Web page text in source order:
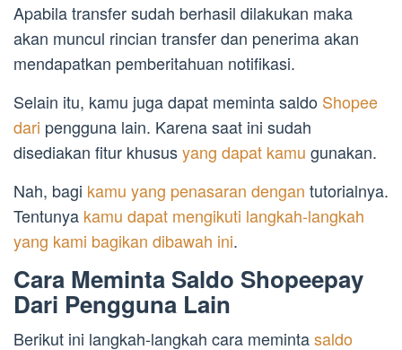
Apabila transfer sudah berhasil dilakukan maka
akan muncul rincian transfer dan penerima akan
mendapatkan pemberitahuan notifikasi.
Selain itu, kamu juga dapat meminta saldo Shopee
dari pengguna lain. Karena saat ini sudah
disediakan fitur khususyang dapat kamu gunakan.
Nah, bagi kamu yang penasaran dengan tutorialnya.
Tentunya kamu dapat mengikuti langkah-langkah
yang kami bagikan dibawah ini.
Cara Meminta Saldo Shopeepay
Dari Pengguna Lain
Berikut ini langkah-langkah cara memintasaldo